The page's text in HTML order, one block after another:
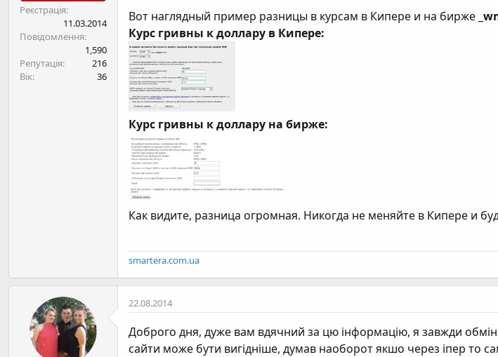
Реєстрація
11.03.2014
Повідомлення
1,590
Репутація
216
Вік
36
Вот наглядный пример разницы в курсам в Кипере и на бирже _
Курс гривны к доллару в Кипере:
Курс гривны к доллару на бирже:
Как видите, разница огромная. Никогда не меняйте в Кипере и
smartera.com.ua
22.08.2014
Доброго дня, дуже вам вдячний за цю інформацію, я завжди
сайти може бути вигідніше, думав наоборот якшо через іпер то